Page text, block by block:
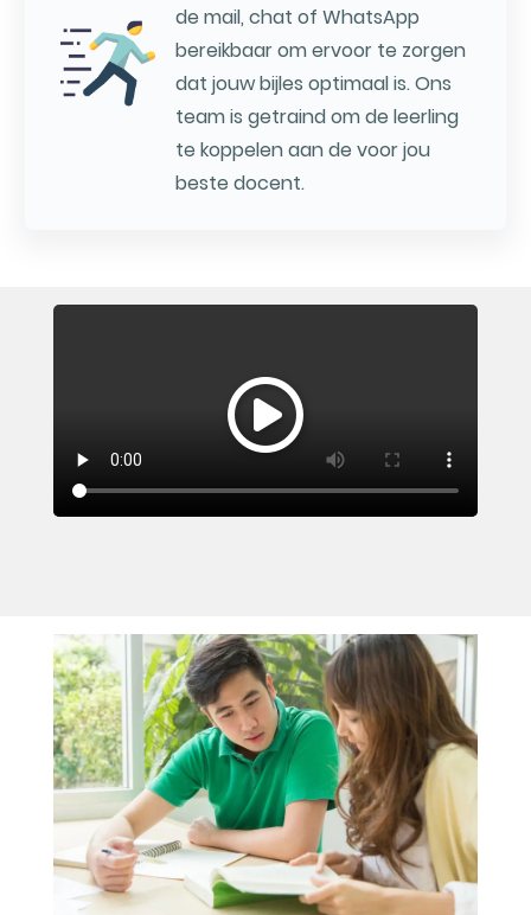
de mail, chat of WhatsApp
bereikbaar om ervoor te zorgen
dat jouw bijles optimaal is. Ons
team is getraind om de leerling
te koppelen aan de voor jou
beste docent.